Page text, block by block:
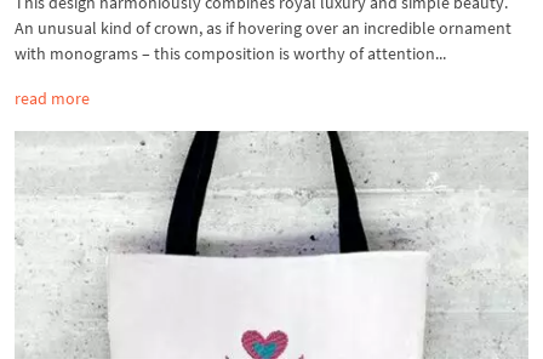
An unusual kind of crown, as if hovering over an incredible ornament
with monograms – this composition is worthy of attention...
read more